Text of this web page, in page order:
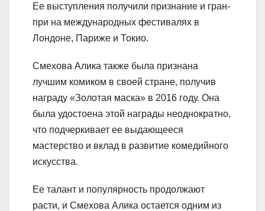
Ее выступления получили признание и гран-
при на международных фестивалях в
Лондоне, Париже и Токио.
Смехова Алика также была признана
лучшим комиком в своей стране, получив
награду «Золотая маска» в 2016 году. Она
была удостоена этой награды неоднократно,
что подчеркивает ее выдающееся
мастерство и вклад в развитие комедийного
искусства.
Ее талант и популярность продолжают
расти, и Смехова Алика остается одним из